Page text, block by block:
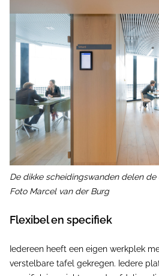
De dikke scheidingswanden delen de
Foto Marcel van der Burg
Flexibel en specifiek
Iedereen heeft een eigen werkplek
verstelbare tafel gekregen. Iedere